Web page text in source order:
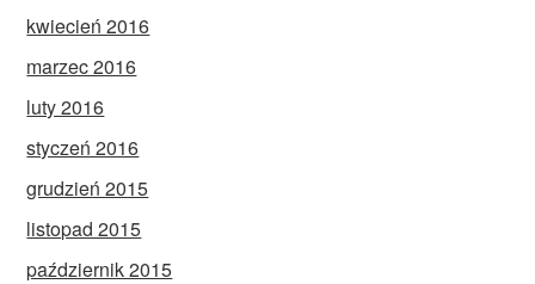
kwiecień 2016
marzec 2016
luty 2016
styczeń 2016
grudzień 2015
listopad 2015
październik 2015